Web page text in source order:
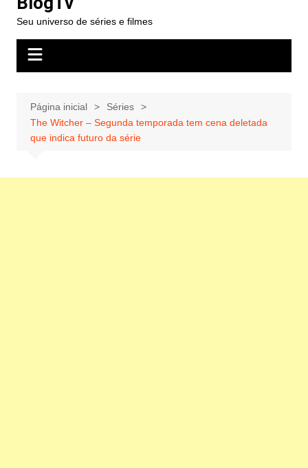
para
conteúdo
Seu universo de séries e filmes
Página inicial
Séries
The Witcher – Segunda temporada tem cena deletada
que indica futuro da série